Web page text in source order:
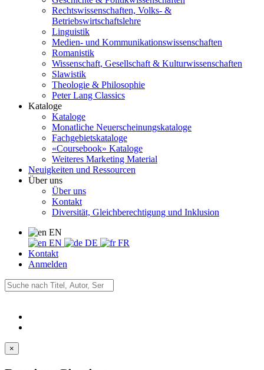
Rechtswissenschaften, Volks- &
Betriebswirtschaftslehre
Linguistik
Medien- und Kommunikationswissenschaften
Romanistik
Wissenschaft, Gesellschaft & Kulturwissenschaften
Slawistik
Theologie & Philosophie
Peter Lang Classics
Kataloge
Kataloge
Monatliche Neuerscheinungskataloge
Fachgebietskataloge
«Coursebook» Kataloge
Weiteres Marketing Material
Neuigkeiten und Ressourcen
Über uns
Über uns
Kontakt
Diversität, Gleichberechtigung und Inklusion
EN
EN
DE
FR
Kontakt
Anmelden
×